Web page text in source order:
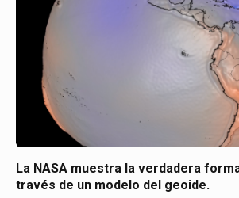
La NASA muestra la verdadera
través de un modelo del geoide.